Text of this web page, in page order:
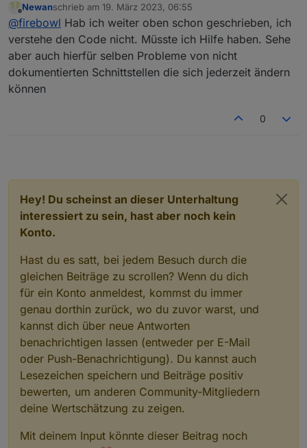
Offline
Newanschrieb am 19. März 2023, 06:55
zuletzt editiert von
@firebowl Hab ich weiter oben schon geschrieben, ich
verstehe den Code nicht. Müsste ich Hilfe haben. Sehe
aber auch hierfür selben Probleme von nicht
dokumentierten Schnittstellen die sich jederzeit ändern
können
0
Hey! Du scheinst an dieser Unterhaltung
interessiert zu sein, hast aber noch kein
Konto.
Hast du es satt, bei jedem Besuch durch die
gleichen Beiträge zu scrollen? Wenn du dich
für ein Konto anmeldest, kommst du immer
genau dorthin zurück, wo du zuvor warst, und
kannst dich über neue Antworten
benachrichtigen lassen (entweder per E-Mail
oder Push-Benachrichtigung). Du kannst auch
Lesezeichen speichern und Beiträge positiv
bewerten, um anderen Community-Mitgliedern
deine Wertschätzung zu zeigen.
Mit deinem Input könnte dieser Beitrag noch